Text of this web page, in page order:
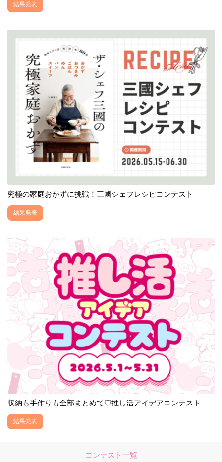
結果発表
究極の家庭おかずに挑戦！三國シェフレシピコンテスト
結果発表
収納も手作りも全部まとめて♡推し活アイデアコンテスト
結果発表
コンテスト一覧